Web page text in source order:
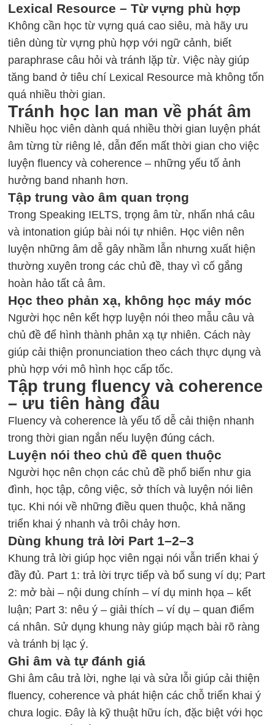
Lexical Resource – Từ vựng phù hợp
Không cần học từ vựng quá cao siêu, mà hãy ưu
tiên dùng từ vựng phù hợp với ngữ cảnh, biết
paraphrase câu hỏi và tránh lặp từ. Việc này giúp
tăng band ở tiêu chí Lexical Resource mà không tốn
quá nhiều thời gian.
Tránh học lan man về phát âm
Nhiều học viên dành quá nhiều thời gian luyện phát
âm từng từ riêng lẻ, dẫn đến mất thời gian cho việc
luyện fluency và coherence – những yếu tố ảnh
hưởng band nhanh hơn.
Tập trung vào âm quan trọng
Trong Speaking IELTS, trọng âm từ, nhấn nhá câu
và intonation giúp bài nói tự nhiên. Học viên nên
luyện những âm dễ gây nhầm lẫn nhưng xuất hiện
thường xuyên trong các chủ đề, thay vì cố gắng
hoàn hảo tất cả âm.
Học theo phản xạ, không học máy móc
Người học nên kết hợp luyện nói theo mẫu câu và
chủ đề để hình thành phản xạ tự nhiên. Cách này
giúp cải thiện pronunciation theo cách thực dụng và
phù hợp với mô hình học cấp tốc.
Tập trung fluency và coherence
– ưu tiên hàng đầu
Fluency và coherence là yếu tố dễ cải thiện nhanh
trong thời gian ngắn nếu luyện đúng cách.
Luyện nói theo chủ đề quen thuộc
Người học nên chọncác chủ đề phổ biến như gia
đình, học tập, công việc, sở thích và luyện nói liên
tục. Khi nói về những điều quen thuộc, khả năng
triển khai ý nhanh và trôi chảy hơn.
Dùng khung trả lời Part 1–2–3
Khung trả lời giúp học viên ngại nói vẫn triển khai ý
đầy đủ. Part 1: trả lời trực tiếp và bổ sung ví dụ; Part
2: mở bài – nội dung chính – ví dụ minh họa – kết
luận; Part 3: nêu ý – giải thích – ví dụ – quan điểm
cá nhân. Sử dụng khung này giúp mạch bài rõ ràng
và tránh bị lạc ý.
Ghi âm và tự đánh giá
Ghi âm câu trả lời, nghe lại và sửa lỗi giúp cải thiện
fluency, coherence và phát hiện các chỗ triển khai ý
chưa logic. Đây là kỹ thuật hữu ích, đặc biệt với học